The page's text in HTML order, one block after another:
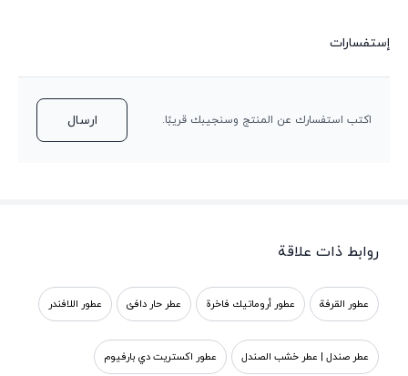
إستفسارات
اكتب استفسارك عن المنتج وسنجيبك قريبًا. ارسال
روابط ذات علاقة
عطور القرفة عطور أروماتيك فاخرة عطر حار دافئ عطور اللافندر
عطر صندل | عطر خشب الصندل عطور اكستريت دي بارفيوم